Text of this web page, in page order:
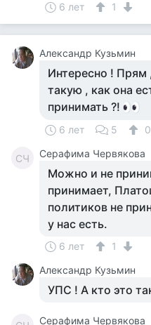
6 лет 1
Aлександр Кузьмин
Интересно !
такую , как она
принимать ?!
6 лет 5 0
СЧ Серафима Червякова
Можно и не
принимает,
политиков не
у нас есть.
6 лет
1
Aлександр Кузьмин
УПС ! А кто это
Серафима Червякова